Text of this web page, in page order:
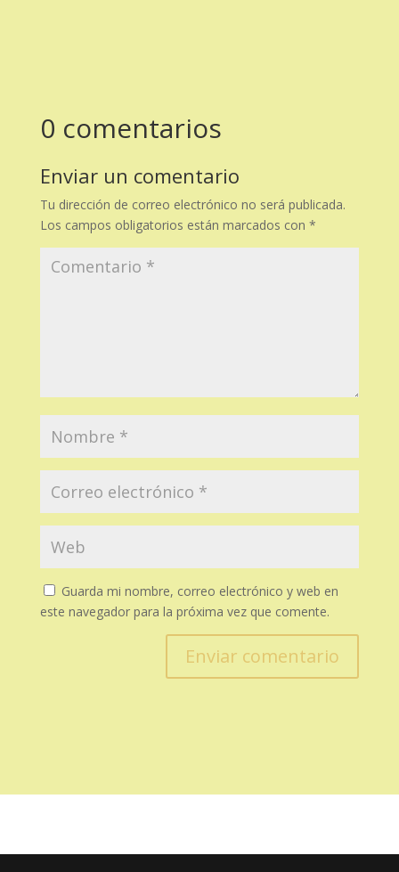
0 comentarios
Enviar un comentario
Tu dirección de correo electrónico no será publicada.
Los campos obligatorios están marcados con *
Guarda mi nombre, correo electrónico y web en
este navegador para la próxima vez que comente.
Enviar comentario